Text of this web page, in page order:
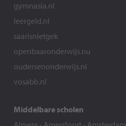
gymnasia.nl
leergeld.nl
saarisnietgek
openbaaronderwijs.nu
oudersenonderwijs.nl
vosabb.nl
Middelbare scholen